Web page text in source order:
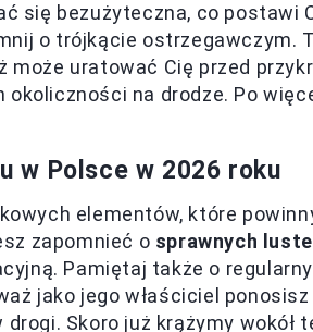
się bezużyteczna, co postawi
o trójkącie ostrzegawczym.
może uratować Cię przed
na drodze. Po
w Polsce w 2026 roku
elementów, które
zapomnieć o sprawnych
Pamiętaj także o
jako jego właściciel
Skoro już krążymy wokół